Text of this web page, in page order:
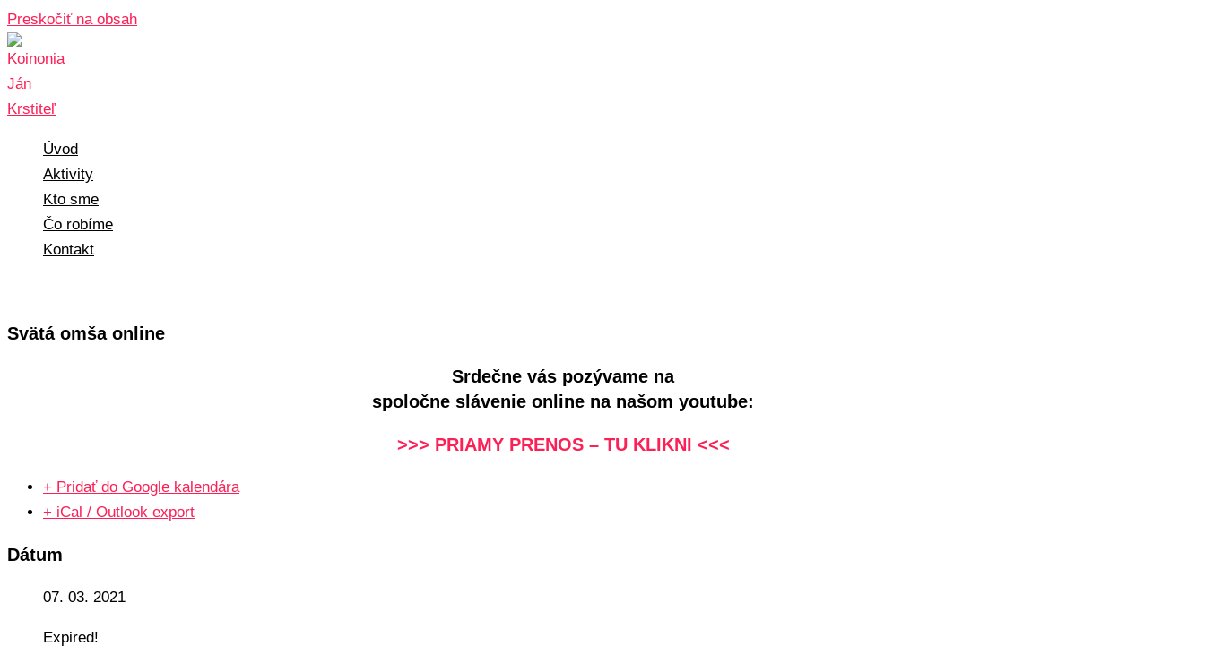
Preskočiť na obsah
Úvod
Aktivity
Kto sme
Čo robíme
Kontakt
Svätá omša online
Srdečne vás pozývame na
spoločne slávenie online na našom youtube:
>>> PRIAMY PRENOS – TU KLIKNI <<<
+ Pridať do Google kalendára
+ iCal / Outlook export
Dátum
07. 03. 2021
Expired!